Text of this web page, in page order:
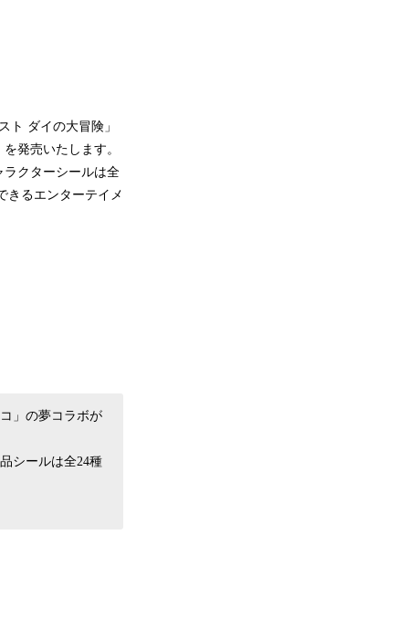
ト ダイの大冒険」
発売いたします。
クターシールは全
きるエンターテイメ
」の夢コラボが
シールは全24種